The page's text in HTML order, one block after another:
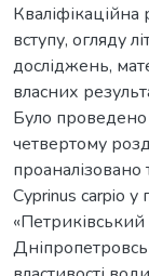
Кваліфікаційна
вступу, огляду
досліджень,
власних
Було проведено
четвертому
проаналізовано
Cyprinus carpio